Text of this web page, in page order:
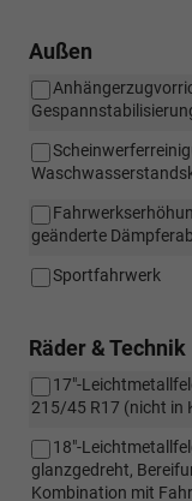
Außen
geänderte
Sportfahrwerk
Räder & Technik
17"-
215/45 R17 (nicht in
18"-
glanzgedreht,
Kombination mit